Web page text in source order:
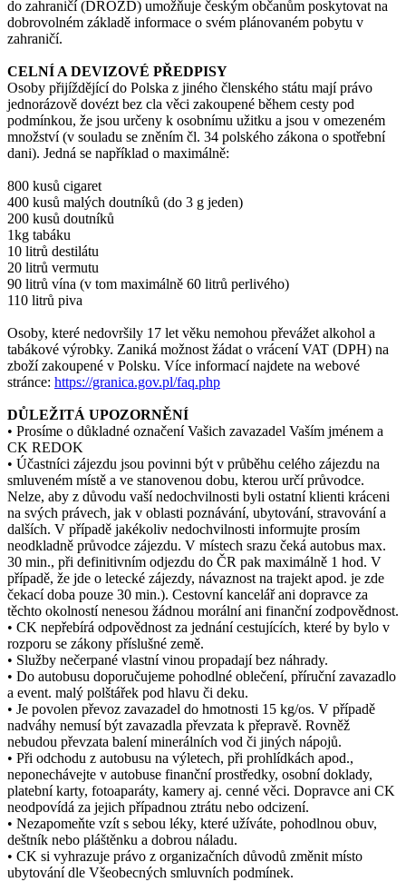
do zahraničí (DROZD) umožňuje českým občanům poskytovat na
dobrovolném základě informace o svém plánovaném pobytu v
zahraničí.
CELNÍ A DEVIZOVÉ PŘEDPISY
Osoby přijíždějící do Polska z jiného členského státu mají právo
jednorázově dovézt bez cla věci zakoupené během cesty pod
podmínkou, že jsou určeny k osobnímu užitku a jsou v omezeném
množství (v souladu se zněním čl. 34 polského zákona o spotřební
dani). Jedná se například o maximálně:
800 kusů cigaret
400 kusů malých doutníků (do 3 g jeden)
200 kusů doutníků
1kg tabáku
10 litrů destilátu
20 litrů vermutu
90 litrů vína (v tom maximálně 60 litrů perlivého)
110 litrů piva
Osoby, které nedovršily 17 let věku nemohou převážet alkohol a
tabákové výrobky. Zaniká možnost žádat o vrácení VAT (DPH) na
zboží zakoupené v Polsku. Více informací najdete na webové
stránce: https://granica.gov.pl/faq.php
DŮLEŽITÁ UPOZORNĚNÍ
• Prosíme o důkladné označení Vašich zavazadel Vaším jménem a
CK REDOK
• Účastníci zájezdu jsou povinni být v průběhu celého zájezdu na
smluveném místě a ve stanovenou dobu, kterou určí průvodce.
Nelze, aby z důvodu vaší nedochvilnosti byli ostatní klienti kráceni
na svých právech, jak v oblasti poznávání, ubytování, stravování a
dalších. V případě jakékoliv nedochvilnosti informujte prosím
neodkladně průvodce zájezdu. V místech srazu čeká autobus max.
30 min., při definitivním odjezdu do ČR pak maximálně 1 hod. V
případě, že jde o letecké zájezdy, návaznost na trajekt apod. je zde
čekací doba pouze 30 min.). Cestovní kancelář ani dopravce za
těchto okolností nenesou žádnou morální ani finanční zodpovědnost.
• CK nepřebírá odpovědnost za jednání cestujících, které by bylo v
rozporu se zákony příslušné země.
• Služby nečerpané vlastní vinou propadají bez náhrady.
• Do autobusu doporučujeme pohodlné oblečení, příruční zavazadlo
a event. malý polštářek pod hlavu či deku.
• Je povolen převoz zavazadel do hmotnosti 15 kg/os. V případě
nadváhy nemusí být zavazadla převzata k přepravě. Rovněž
nebudou převzata balení minerálních vod či jiných nápojů.
• Při odchodu z autobusu na výletech, při prohlídkách apod.,
neponechávejte v autobuse finanční prostředky, osobní doklady,
platební karty, fotoaparáty, kamery aj. cenné věci. Dopravce ani CK
neodpovídá za jejich případnou ztrátu nebo odcizení.
• Nezapomeňte vzít s sebou léky, které užíváte, pohodlnou obuv,
deštník nebo pláštěnku a dobrou náladu.
• CK si vyhrazuje právo z organizačních důvodů změnit místo
ubytování dle Všeobecných smluvních podmínek.